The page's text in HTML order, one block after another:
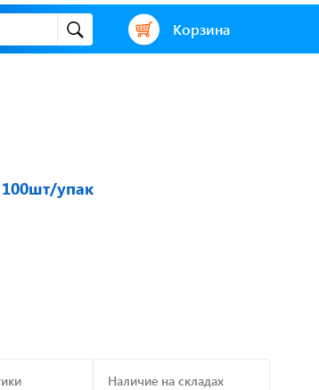
Корзина
Разъемы, контакты
упак
Наличие на складах